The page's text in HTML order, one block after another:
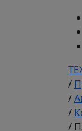
/
/
/
/